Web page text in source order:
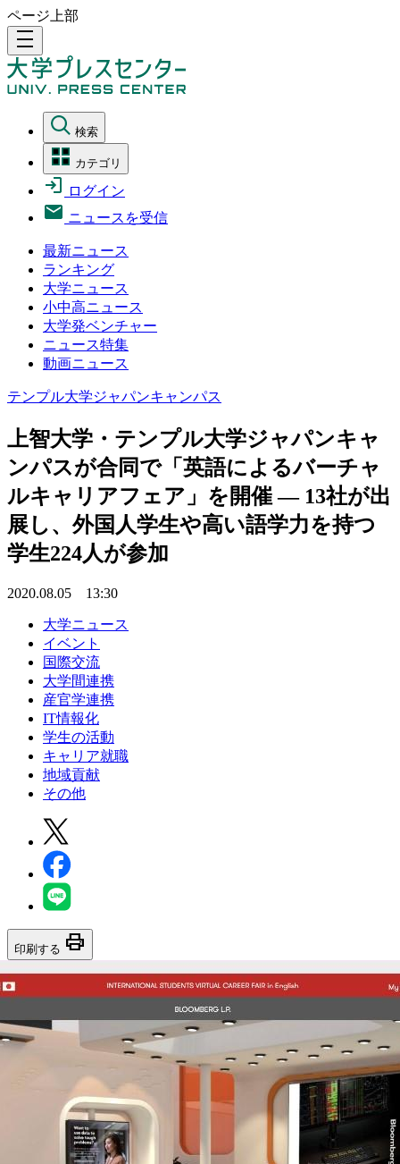
ページ上部
density_medium
検索
カテゴリ
ログイン
ニュースを受信
最新ニュース
ランキング
大学ニュース
小中高ニュース
大学発ベンチャー
ニュース特集
動画ニュース
テンプル大学ジャパンキャンパス
上智大学・テンプル大学ジャパンキャ
ンパスが合同で「英語によるバーチャ
ルキャリアフェア」を開催 — 13社が出
展し、外国人学生や高い語学力を持つ
学生224人が参加
2020.08.05 13:30
大学ニュース
イベント
国際交流
大学間連携
産官学連携
IT情報化
学生の活動
キャリア就職
地域貢献
その他
印刷する print